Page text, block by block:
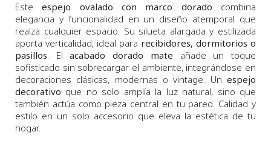
Esteespejo ovalado con marco dorado combina
elegancia y funcionalidad en un diseño atemporal que
realza cualquier espacio. Su silueta alargada y estilizada
aporta verticalidad, ideal para recibidores, dormitorios o
pasillos. Elacabado dorado mate añade un toque
sofisticado sin sobrecargar el ambiente, integrándose en
decoraciones clásicas, modernas o vintage. Un espejo
decorativo que no solo amplía la luz natural, sino que
también actúa como pieza central en tu pared. Calidad y
estilo en un solo accesorio que eleva la estética de tu
hogar.